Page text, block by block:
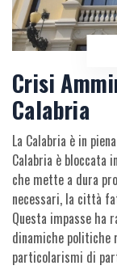
Crisi
Calabria
La Calabria è in
Calabria è bloccata
che mette a dura
necessari, la città
Questa impasse ha
dinamiche politiche
particolarismi di